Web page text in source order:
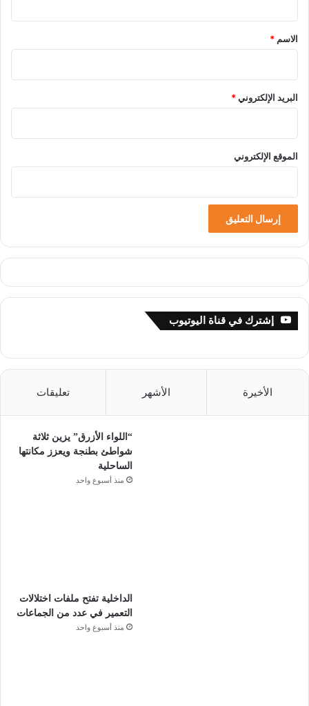
*
الاسم *
البريد الإلكتروني*
الموقع الإلكتروني
إشترك في قناة اليوتيوب
الأخيرة الأشهر تعليقات
“اللواء الأزرق” يزين ثلاثة
شواطئ بطنجة ويعزز مكانتها
الساحلية
منذ أسبوع واحد
الداخلية تفتح ملفات اختلالات
التعمير في عدد من الجماعات
منذ أسبوع واحد